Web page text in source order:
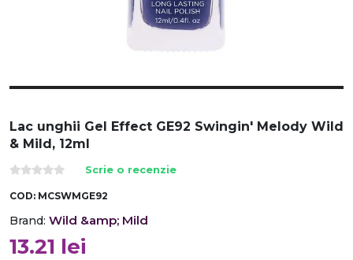
Lac unghii Gel Effect GE92 Swingin' Melody Wild
& Mild, 12ml
Scrie o recenzie
COD: MCSWMGE92
Brand: Wild &amp; Mild
13.21 lei